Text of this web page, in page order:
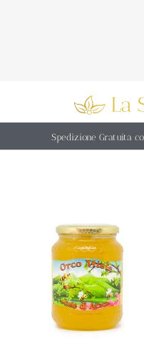
Spedizione Gratuita